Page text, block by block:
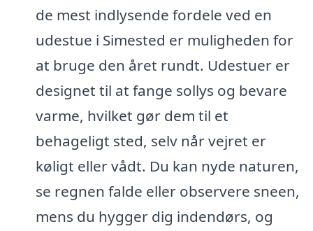
de mest indlysende fordele ved en
udestue i Simested er muligheden for
at bruge den året rundt. Udestuer er
designet til at fange sollys og bevare
varme, hvilket gør dem til et
behageligt sted, selv når vejret er
køligt eller vådt. Du kan nyde naturen,
se regnen falde eller observere sneen,
mens du hygger dig indendørs, og